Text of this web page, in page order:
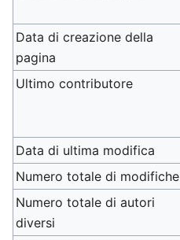
Data di creazione della
pagina
Ultimo contributore
Data di ultima modifica
Numero totale di modifiche
Numero totale di autori
diversi